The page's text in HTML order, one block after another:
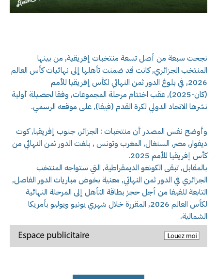
نجحت سبعة من أصل تسعة منتخبات إفريقية, من بينها
المنتخب الجزائري, كانت قد ضمنت تأهلها إلى نهائيات كأس العالم
2026, في بلوغ الدور ثمن النهائي لكأس إفريقيا للأمم
(كان-2025), عقب اختتام مرحلة المجموعات, وفقا لحصيلة أولية
نشرها الاتحاد الدولي لكرة القدم (فيفا), على موقعه الرسمي.
وأوضح نفس المصدر أن منتخبات : الجزائر, جنوب إفريقيا, كوت
ديفوار, مصر, السنغال, المغرب وتونس , بلغت الدور ثمن النهائي من
كأس إفريقيا للأمم 2025.
بالمقابل, تبقى الكونغو الديمقراطية, التي ستواجه المنتخب
الجزائري في الدور ثمن النهائي, معنية بخوض مباريات الدور الفاصل,
التابعة للفيفا من أجل حجز بطاقة التأهل إلى المرحلة النهائية
لكأس العالم 2026, المقررة خلال شهري يونيو ويوليو بأمريكا
الشمالية.